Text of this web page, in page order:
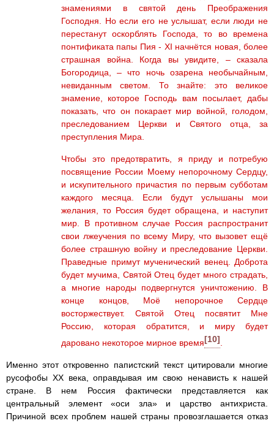
знамениями в святой день Преображения
Господня. Но если его не услышат, если люди не
перестанут оскорблять Господа, то во времена
понтификата папы Пия - XI начнётся новая, более
страшная война. Когда вы увидите, – сказала
Богородица, – что ночь озарена необычайным,
невиданным светом. То знайте: это великое
знамение, которое Господь вам посылает, дабы
показать, что он покарает мир войной, голодом,
преследованием Церкви и Святого отца, за
преступления Мира.
Чтобы это предотвратить, я приду и потребую
посвящение России Моему непорочному Сердцу,
и искупительного причастия по первым субботам
каждого месяца. Если будут услышаны мои
желания, то Россия будет обращена, и наступит
мир. В противном случае Россия распространит
свои лжеучения по всему Миру, что вызовет ещё
более страшную войну и преследование Церкви.
Праведные примут мученический венец. Доброта
будет мучима, Святой Отец будет много страдать,
а многие народы подвергнутся уничтожению. В
конце концов, Моё непорочное Сердце
восторжествует. Святой Отец посвятит Мне
Россию, которая обратится, и миру будет
даровано некоторое мирное время[10]
Именно этот откровенно папистский текст цитировали многие
русофобы ХХ века, оправдывая им свою ненависть к нашей
стране. В нем Россия фактически представляется как
центральный элемент «оси зла» и царство антихриста.
Причиной всех проблем нашей страны провозглашается отказ